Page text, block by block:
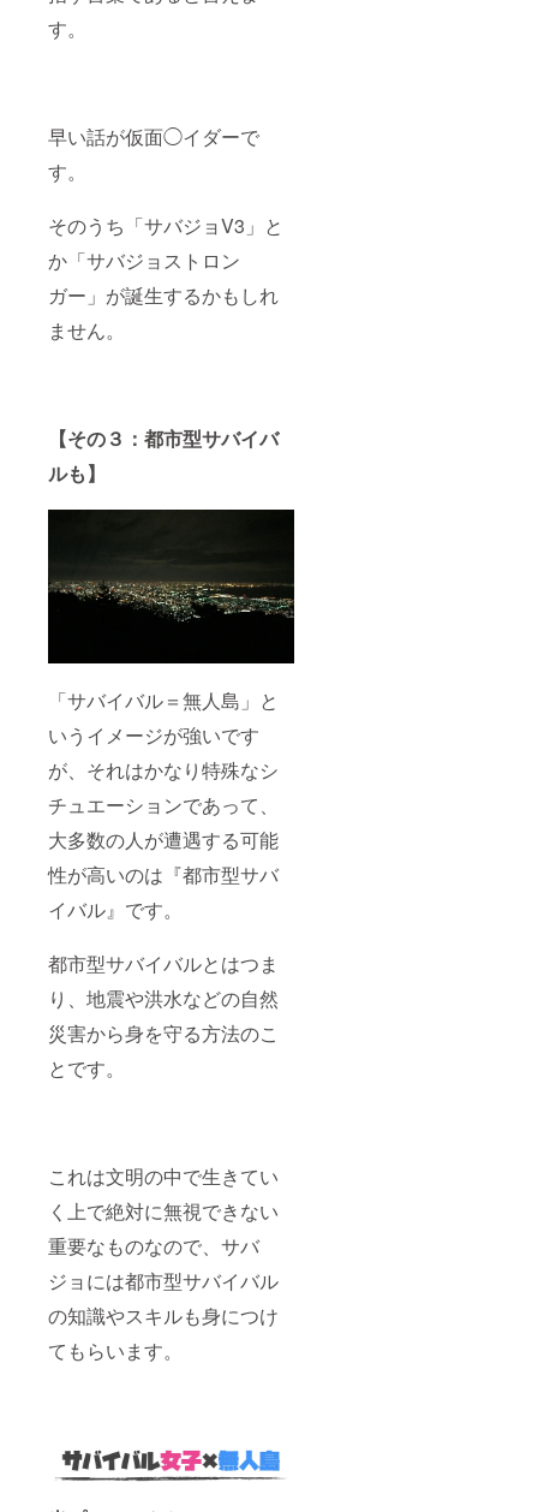
す。
早い話が仮面◯イダーで
す。
そのうち「サバジョV3」と
か「サバジョストロン
ガー」が誕生するかもしれ
ません。
【その３：都市型サバイバ
ルも】
「サバイバル＝無人島」と
いうイメージが強いです
が、それはかなり特殊なシ
チュエーションであって、
大多数の人が遭遇する可能
性が高いのは『都市型サバ
イバル』です。
都市型サバイバルとはつま
り、地震や洪水などの自然
災害から身を守る方法のこ
とです。
これは文明の中で生きてい
く上で絶対に無視できない
重要なものなので、サバ
ジョには都市型サバイバル
の知識やスキルも身につけ
てもらいます。